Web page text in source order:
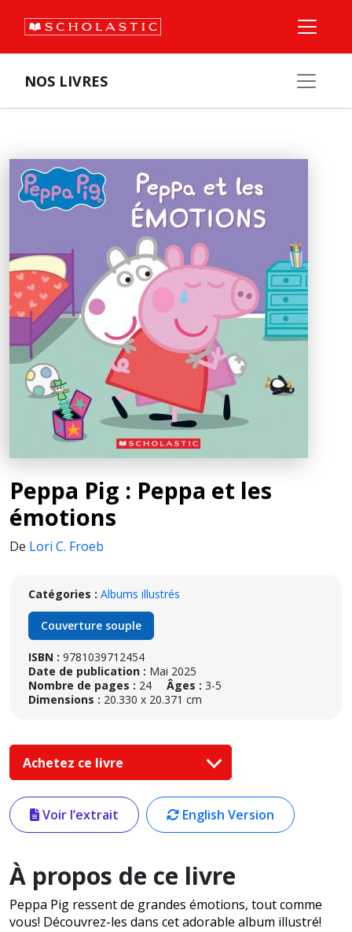
NOS LIVRES
Peppa Pig : Peppa et les
émotions
De Lori C. Froeb
Catégories : Albums illustrés
Couverture souple
ISBN : 9781039712454
Date de publication : Mai 2025
Nombre de pages : 24 Âges : 3-5
Dimensions : 20.330 x 20.371 cm
Achetez ce livre
Voir l’extrait English Version
À propos de ce livre
Peppa Pig ressent de grandes émotions, tout comme
vous! Découvrez-les dans cet adorable album illustré!